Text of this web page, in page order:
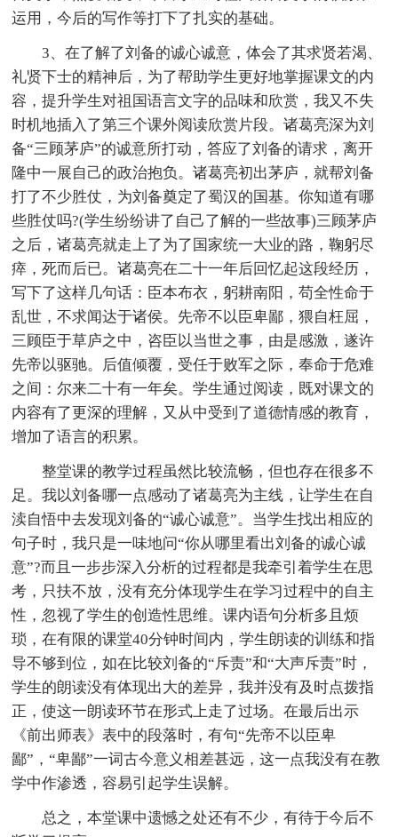
运用，今后的写作等打下了扎实的基础。
3、在了解了刘备的诚心诚意，体会了其求贤若渴、
礼贤下士的精神后，为了帮助学生更好地掌握课文的内
容，提升学生对祖国语言文字的品味和欣赏，我又不失
时机地插入了第三个课外阅读欣赏片段。诸葛亮深为刘
备“三顾茅庐”的诚意所打动，答应了刘备的请求，离开
隆中一展自己的政治抱负。诸葛亮初出茅庐，就帮刘备
打了不少胜仗，为刘备奠定了蜀汉的国基。你知道有哪
些胜仗吗?(学生纷纷讲了自己了解的一些故事)三顾茅庐
之后，诸葛亮就走上了为了国家统一大业的路，鞠躬尽
瘁，死而后已。诸葛亮在二十一年后回忆起这段经历，
写下了这样几句话：臣本布衣，躬耕南阳，苟全性命于
乱世，不求闻达于诸侯。先帝不以臣卑鄙，猥自枉屈，
三顾臣于草庐之中，咨臣以当世之事，由是感激，遂许
先帝以驱驰。后值倾覆，受任于败军之际，奉命于危难
之间：尔来二十有一年矣。学生通过阅读，既对课文的
内容有了更深的理解，又从中受到了道德情感的教育，
增加了语言的积累。
整堂课的教学过程虽然比较流畅，但也存在很多不
足。我以刘备哪一点感动了诸葛亮为主线，让学生在自
渎自悟中去发现刘备的“诚心诚意”。当学生找出相应的
句子时，我只是一味地问“你从哪里看出刘备的诚心诚
意”?而且一步步深入分析的过程都是我牵引着学生在思
考，只扶不放，没有充分体现学生在学习过程中的自主
性，忽视了学生的创造性思维。课内语句分析多且烦
琐，在有限的课堂40分钟时间内，学生朗读的训练和指
导不够到位，如在比较刘备的“斥责”和“大声斥责”时，
学生的朗读没有体现出大的差异，我并没有及时点拨指
正，使这一朗读环节在形式上走了过场。在最后出示
《前出师表》表中的段落时，有句“先帝不以臣卑
鄙”，“卑鄙”一词古今意义相差甚远，这一点我没有在教
学中作渗透，容易引起学生误解。
总之，本堂课中遗憾之处还有不少，有待于今后不